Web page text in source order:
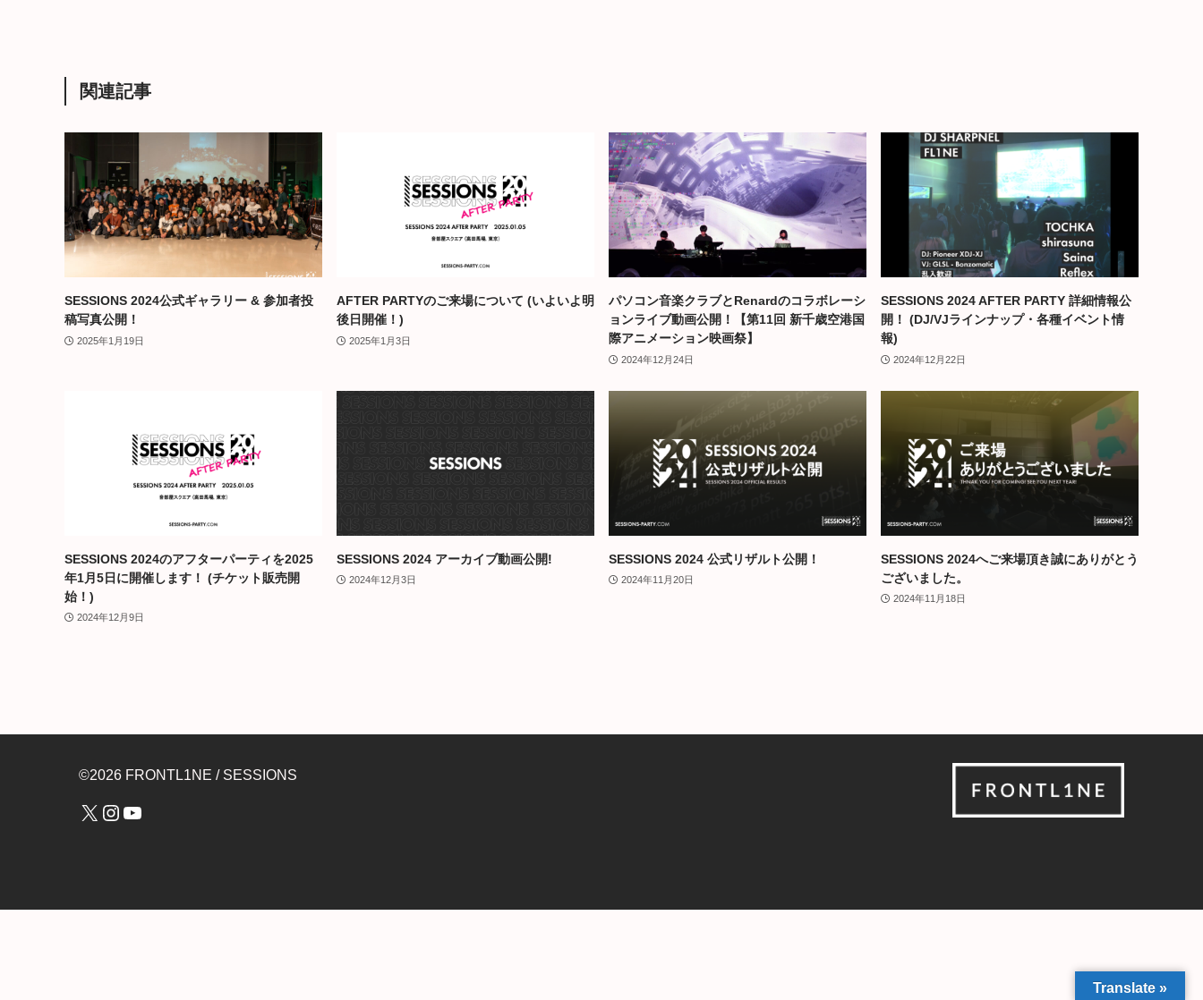
関連記事
SESSIONS 2024公式ギャラリー & 参加者投
稿写真公開！
2025年1月19日
AFTER PARTYのご来場について (いよいよ明
後日開催！)
2025年1月3日
パソコン音楽クラブとRenardのコラボレーシ
ョンライブ動画公開！【第11回 新千歳空港国
際アニメーション映画祭】
2024年12月24日
SESSIONS 2024 AFTER PARTY 詳細情報公
開！ (DJ/VJラインナップ・各種イベント情
報)
2024年12月22日
SESSIONS 2024のアフターパーティを2025
年1月5日に開催します！ (チケット販売開
始！)
2024年12月9日
SESSIONS 2024 アーカイブ動画公開!
2024年12月3日
SESSIONS 2024 公式リザルト公開！
2024年11月20日
SESSIONS 2024へご来場頂き誠にありがとう
ございました。
2024年11月18日
©2026 FRONTL1NE / SESSIONS
X Instagram
YouTube
Translate »